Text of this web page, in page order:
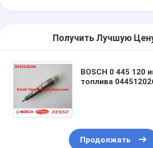
Получить Лучшую
BOSCH 0 445 120
топлива
Продолжать